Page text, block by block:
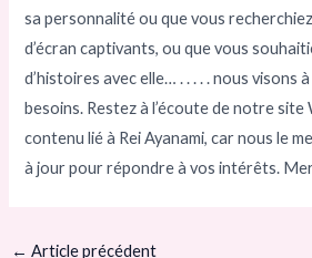
sa personnalité ou que vous
d’écran captivants, ou que vous
d’histoires avec elle… . . . . . nous visons
besoins. Restez à l’écoute de notre site
contenu lié à Rei Ayanami, car nous le
à jour pour répondre à vos intérêts.
← Article précédent